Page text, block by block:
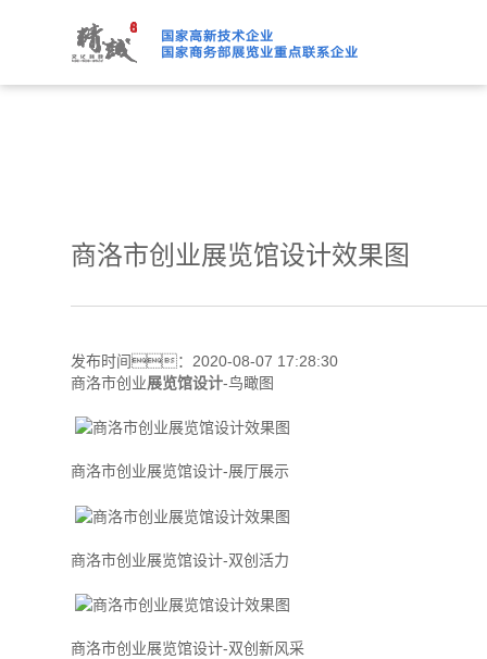
绿巨人下载免费观看,绿巨
商洛市创业展览馆设计效果图
发布时间：2020-08-07 17:28:30
商洛市创业展览馆设计-鸟瞰图
商洛市创业展览馆设计-展厅展示
商洛市创业展览馆设计-双创活力
商洛市创业展览馆设计-双创新风采